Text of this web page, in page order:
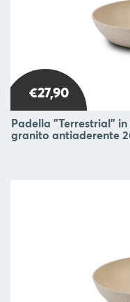
€27,90
Padella "Terrestrial"
granito antiaderente